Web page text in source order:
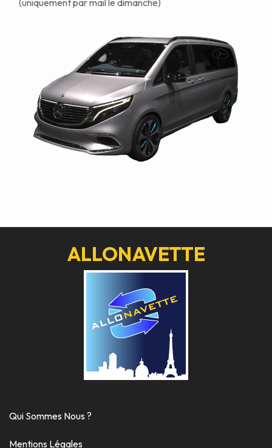
(uniquement par mail le dimanche)
ALLONAVETTE
Qui Sommes Nous ?
Mentions Légales